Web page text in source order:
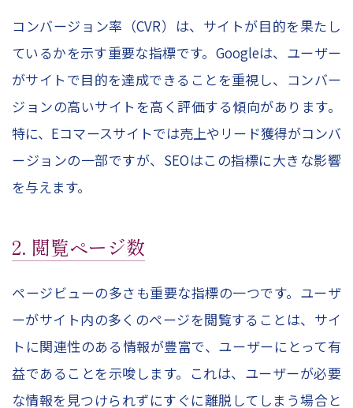
コンバージョン率（CVR）は、サイトが目的を果たし
ているかを示す重要な指標です。Googleは、ユーザー
がサイトで目的を達成できることを重視し、コンバー
ジョンの高いサイトを高く評価する傾向があります。
特に、Eコマースサイトでは売上やリード獲得がコンバ
ージョンの一部ですが、SEOはこの指標に大きな影響
を与えます。
2. 閲覧ページ数
ページビューの多さも重要な指標の一つです。ユーザ
ーがサイト内の多くのページを閲覧することは、サイ
トに関連性のある情報が豊富で、ユーザーにとって有
益であることを示唆します。これは、ユーザーが必要
な情報を見つけられずにすぐに離脱してしまう場合と